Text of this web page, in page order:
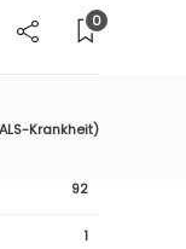
0
Krankheit)
92
1